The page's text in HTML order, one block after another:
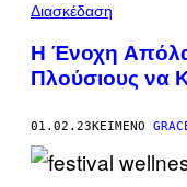
Διασκέδαση
Η Ένοχη
Πλούσιους να
01.02.23ΚΕΊΜΕΝΟ